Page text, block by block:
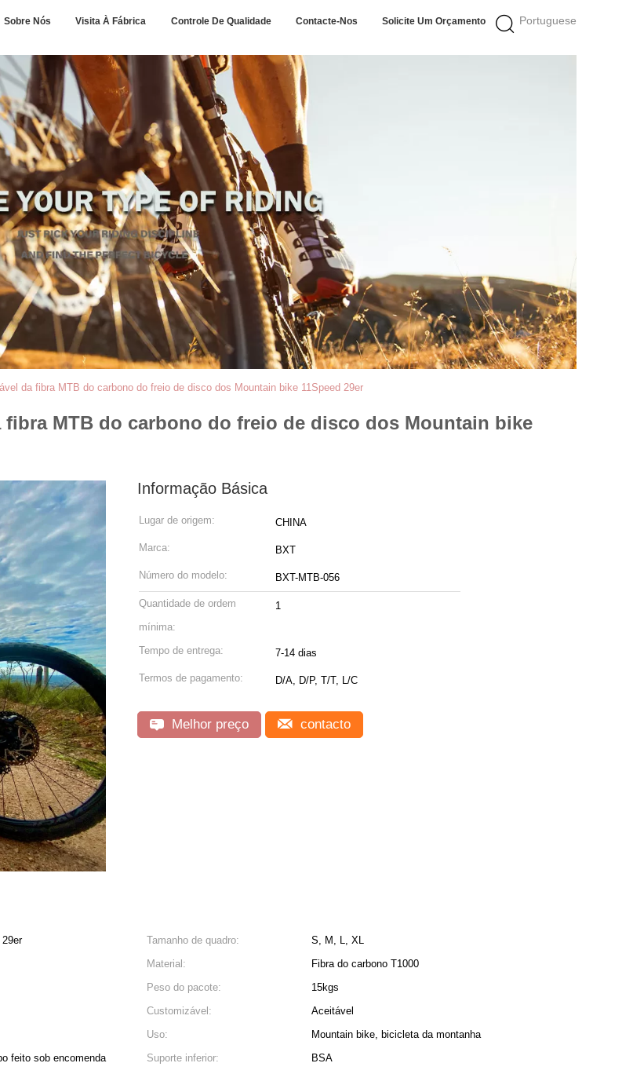
Portuguese
Sobre Nós Visita À Fábrica Controle De Qualidade Contacte-Nos Solicite Um Orçamento
da fibra MTB do carbono do freio de disco dos Mountain bike 11Speed 29er
MTB do carbono do freio de disco dos Mountain bike
Informação Básica
Lugar de origem: CHINA
Marca: BXT
Número do modelo: BXT-MTB-056
Quantidade de ordem
mínima:
1
Tempo de entrega: 7-14 dias
Termos de pagamento: D/A, D/P, T/T, L/C
Melhor preço contacto
Tamanho de quadro:
S, M, L, XL
Material:
Fibra do carbono T1000
Peso do pacote:
15kgs
Customizável:
Aceitável
Uso:
Mountain bike, bicicleta da montanha
feito sob encomenda
Suporte inferior: BSA